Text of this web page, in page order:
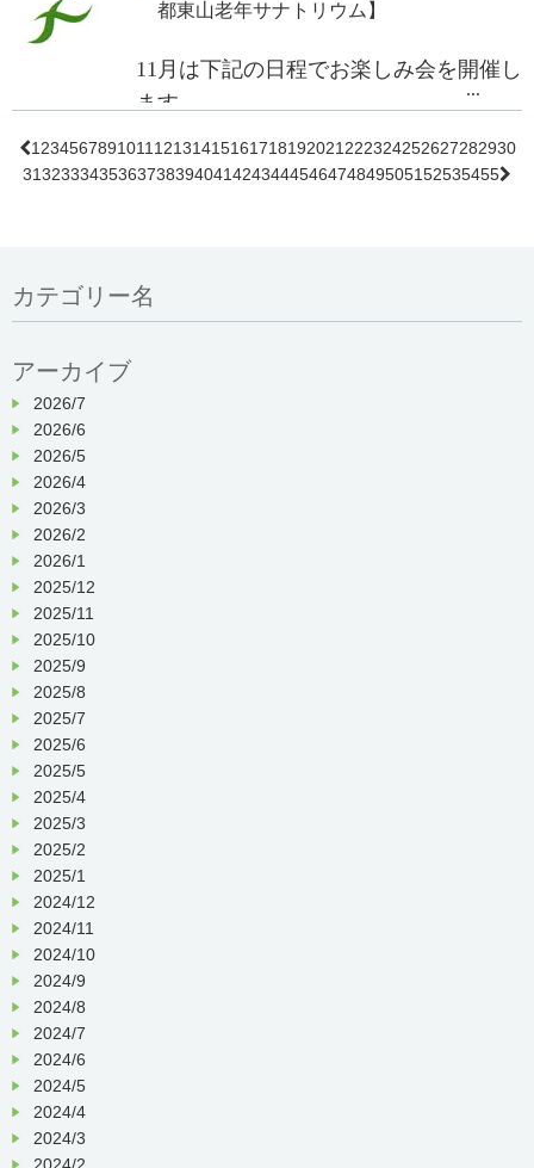
〒607-8492 京都市山科区日ノ岡夷谷町11番地
TEL：075-771-4196 FAX：075-761-0934
担当：地域医療連携室
職員による楽器の演奏があります。
皆様お気軽にお越し下さい
都東山老年サナトリウム】
11月は下記の日程でお楽しみ会を開催し
ます。
日時：平成30年10月7日(日)15：00〜
内容：西村様によるピアノ演奏と歌
...
1 234567891011 12131415161718192021 222324252627282930
31323334353637383940414243444546474849505152535455
カテゴリー名
アーカイブ
2026/7
2026/6
2026/5
2026/4
2026/3
2026/2
2026/1
2025/12
2025/11
2025/10
2025/9
2025/8
2025/7
2025/6
2025/5
2025/4
2025/3
2025/2
2025/1
2024/12
2024/11
2024/10
2024/9
2024/8
2024/7
2024/6
2024/5
2024/4
2024/3
2024/2